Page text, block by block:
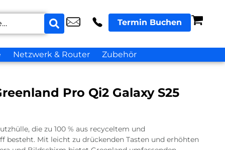
Termin Buchen
Netzwerk & Router Zubehör
Pro Qi2 Galaxy S25
die zu 100 % aus recyceltem und
besteht. Mit leicht zu drückenden Tasten und erhöhten